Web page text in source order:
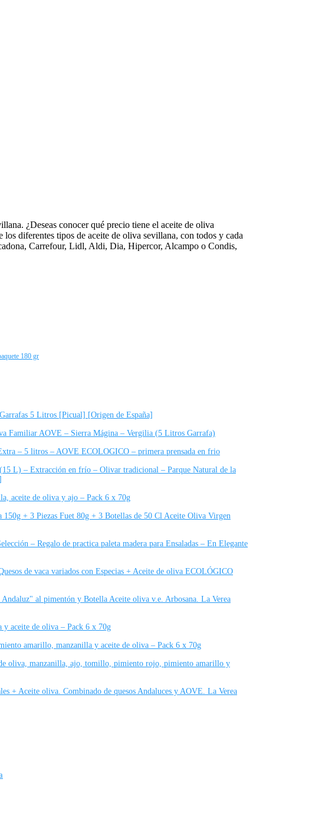
¿Deseas conocer qué precio tiene el aceite de oliva
diferentes tipos de aceite de oliva sevillana, con todos y cada
Carrefour, Lidl, Aldi, Dia, Hipercor, Alcampo o Condis,
180 gr
5 Litros [Picual] [Origen de España]
Familiar AOVE – Sierra Mágina – Vergilia (5 Litros Garrafa)
– 5 litros – AOVE ECOLOGICO – primera prensada en frio
L) – Extracción en frío – Olivar tradicional – Parque Natural de la
aceite de oliva y ajo – Pack 6 x 70g
+ 3 Piezas Fuet 80g + 3 Botellas de 50 Cl Aceite Oliva Virgen
– Regalo de practica paleta madera para Ensaladas – En Elegante
de vaca variados con Especias + Aceite de oliva ECOLÓGICO
al pimentón y Botella Aceite oliva v.e. Arbosana. La Verea
y aceite de oliva – Pack 6 x 70g
amarillo, manzanilla y aceite de oliva – Pack 6 x 70g
de oliva, manzanilla, ajo, tomillo, pimiento rojo, pimiento amarillo y
+ Aceite oliva. Combinado de quesos Andaluces y AOVE. La Verea